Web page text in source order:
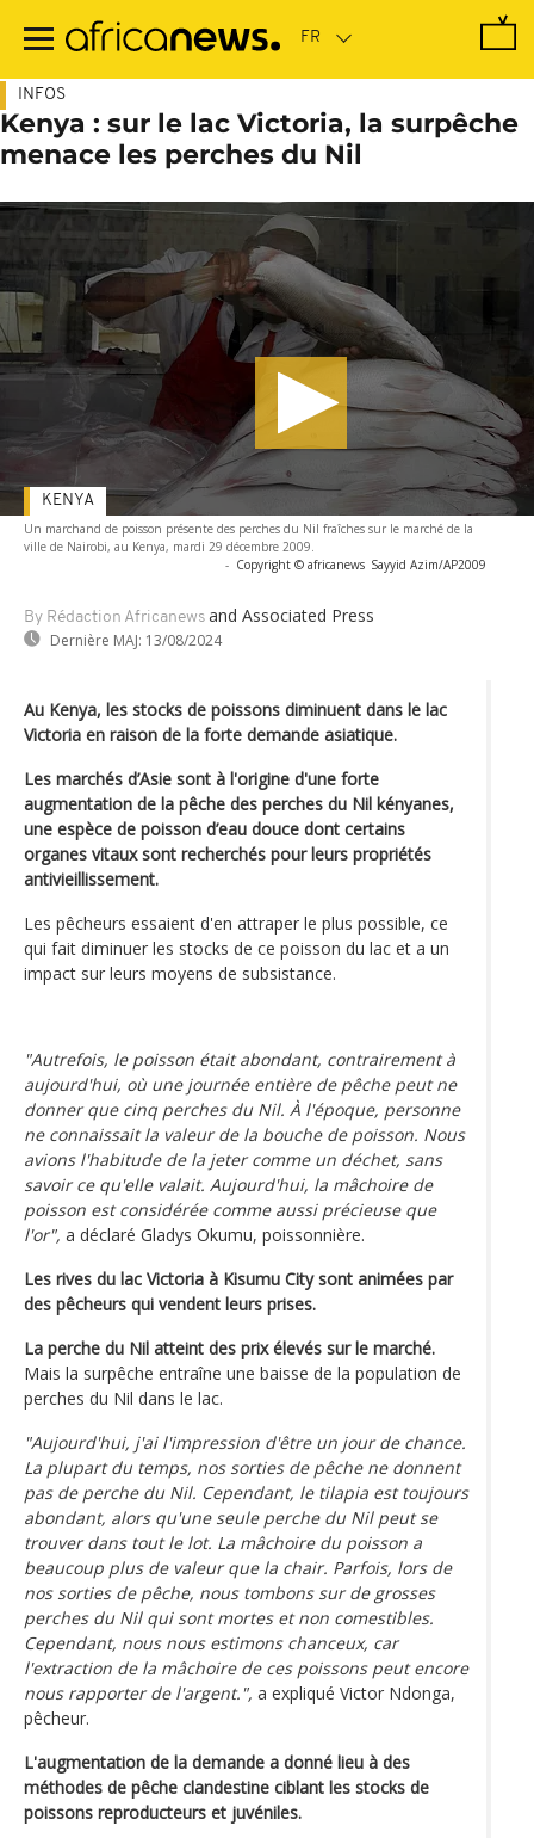
contenu
INFOS
Kenya : sur le lac Victoria, la surpêche
menace les perches du Nil
Un marchand de poisson présente des perches du Nil fraîches sur le marché de la
ville de Nairobi, au Kenya, mardi 29 décembre 2009.
- Copyright © africanews Sayyid Azim/AP2009
By Rédaction Africanews and Associated Press
Dernière MAJ: 13/08/2024
KENYA
Au Kenya, les stocks de poissons diminuent dans le lac
Victoria en raison de la forte demande asiatique.
Les marchés d’Asie sont à l'origine d'une forte
augmentation de la pêche des perches du Nil kényanes,
une espèce de poisson d’eau douce dont certains
organes vitaux sont recherchés pour leurs propriétés
antivieillissement.
Les pêcheurs essaient d'en attraper le plus possible, ce
qui fait diminuer les stocks de ce poisson du lac et a un
impact sur leurs moyens de subsistance.
"Autrefois, le poisson était abondant, contrairement à
aujourd'hui, où une journée entière de pêche peut ne
donner que cinq perches du Nil. À l'époque, personne
ne connaissait la valeur de la bouche de poisson. Nous
avions l'habitude de la jeter comme un déchet, sans
savoir ce qu'elle valait. Aujourd'hui, la mâchoire de
poisson est considérée comme aussi précieuse que
l'or", a déclaré Gladys Okumu, poissonnière.
Les rives du lac Victoria à Kisumu City sont animées par
des pêcheurs qui vendent leurs prises.
La perche du Nil atteint des prix élevés sur le marché.
Mais la surpêche entraîne une baisse de la population de
perches du Nil dans le lac.
"Aujourd'hui, j'ai l'impression d'être un jour de chance.
La plupart du temps, nos sorties de pêche ne donnent
pas de perche du Nil. Cependant, le tilapia est toujours
abondant, alors qu'une seule perche du Nil peut se
trouver dans tout le lot. La mâchoire du poisson a
beaucoup plus de valeur que la chair. Parfois, lors de
nos sorties de pêche, nous tombons sur de grosses
perches du Nil qui sont mortes et non comestibles.
Cependant, nous nous estimons chanceux, car
l'extraction de la mâchoire de ces poissons peut encore
nous rapporter de l'argent.", a expliqué Victor Ndonga,
pêcheur.
L'augmentation de la demande a donné lieu à des
méthodes de pêche clandestine ciblant les stocks de
poissons reproducteurs et juvéniles.